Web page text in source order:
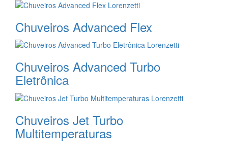
Chuveiros Advanced Flex
Chuveiros Advanced Turbo
Eletrônica
Chuveiros Jet Turbo
Multitemperaturas